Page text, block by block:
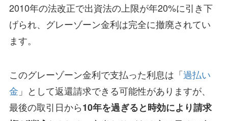
2010年の法改正で出資法の上限が年20%に引き下
げられ、グレーゾーン金利は完全に撤廃されてい
ます。
このグレーゾーン金利で支払った利息は「過払い
金 」として返還請求できる可能性がありますが、
最後の取引日から10年を過ぎると時効により請求